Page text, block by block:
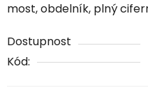
most, obdelník, plný
Dostupnost
Kód: